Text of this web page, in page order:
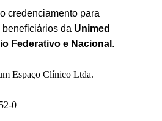
credenciamento para
da Unimed
Federativo e Nacional .
Espaço Clínico Ltda.
0